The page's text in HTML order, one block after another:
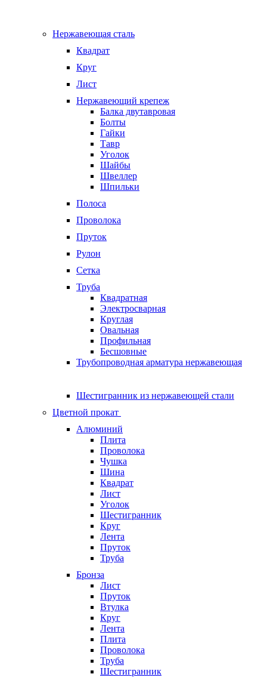
Нержавеющая сталь
Квадрат
Круг
Лист
Нержавеющий крепеж
Балка двутавровая
Болты
Гайки
Тавр
Уголок
Шайбы
Швеллер
Шпильки
Полоса
Проволока
Пруток
Рулон
Сетка
Труба
Квадратная
Электросварная
Круглая
Овальная
Профильная
Бесшовные
Трубопроводная арматура нержавеющая
Шестигранник из нержавеющей стали
Цветной прокат
Алюминий
Плита
Проволока
Чушка
Шина
Квадрат
Лист
Уголок
Шестигранник
Круг
Лента
Пруток
Труба
Бронза
Лист
Пруток
Втулка
Круг
Лента
Плита
Проволока
Труба
Шестигранник